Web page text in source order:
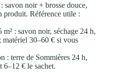
savon noir + brosse douce,
produit. Référence utile :
m² : savon noir, séchage 24 h,
matériel 30–60 € si vous
: terre de Sommières 24 h,
6–12 € le sachet.